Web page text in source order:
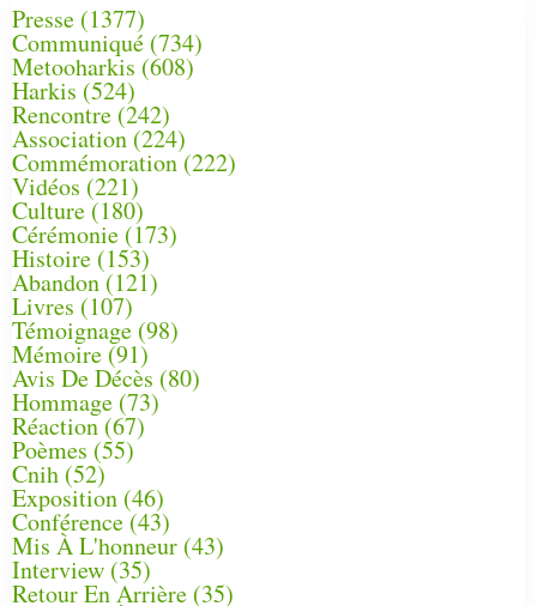
Presse (1377)
Communiqué (734)
Metooharkis (608)
Harkis (524)
Rencontre (242)
Association (224)
Commémoration(222)
Vidéos (221)
Culture(180)
Cérémonie (173)
Histoire (153)
Abandon(121)
Livres (107)
Témoignage (98)
Mémoire (91)
Avis De Décès (80)
Hommage (73)
Réaction(67)
Poèmes (55)
Cnih (52)
Exposition (46)
Conférence(43)
Mis À L'honneur (43)
Interview (35)
Retour En Arrière (35)